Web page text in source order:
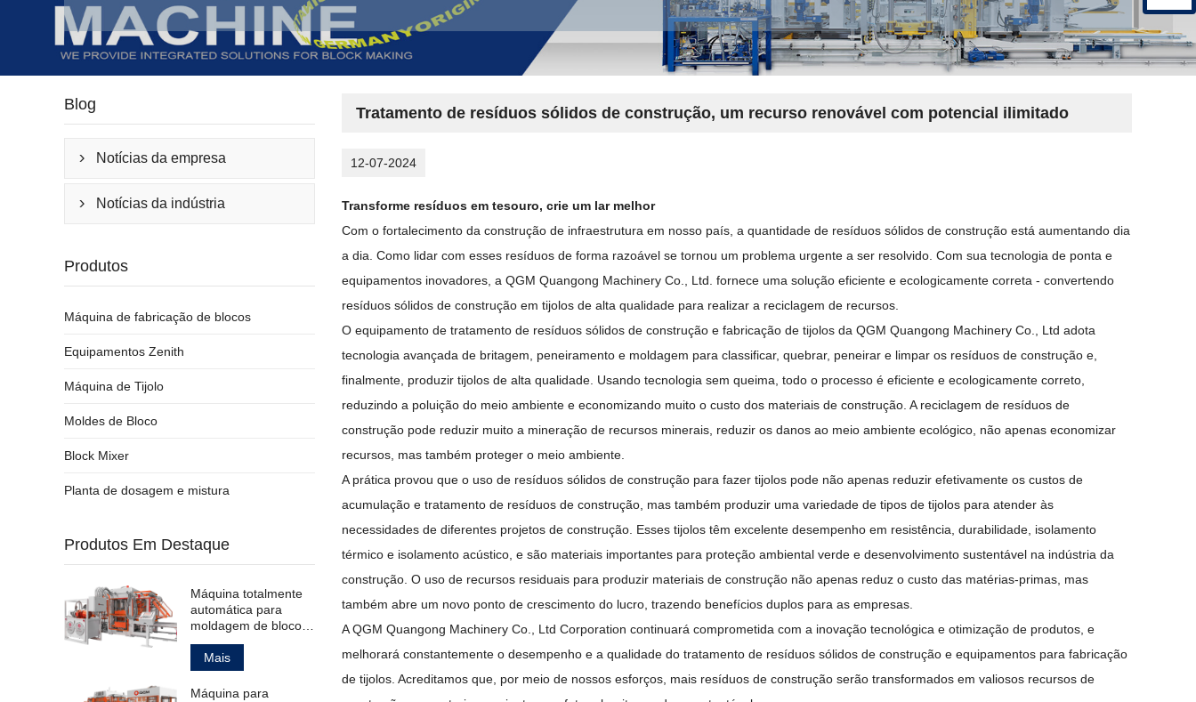
Tratamento de resíduos sólidos de construção, um recurso renovável com potencial ilimitado
12-07-2024
Transforme resíduos em tesouro, crie um lar melhor
Com o fortalecimento da construção de infraestrutura em nosso país, a quantidade de resíduos sólidos de construção está aumentando dia
a dia. Como lidar com esses resíduos de forma razoável se tornou um problema urgente a ser resolvido. Com sua tecnologia de ponta e
equipamentos inovadores, a QGM Quangong Machinery Co., Ltd. fornece uma solução eficiente e ecologicamente correta - convertendo
resíduos sólidos de construção em tijolos de alta qualidade para realizar a reciclagem de recursos.
O equipamento de tratamento de resíduos sólidos de construção e fabricação de tijolos da QGM Quangong Machinery Co., Ltd adota
tecnologia avançada de britagem, peneiramento e moldagem para classificar, quebrar, peneirar e limpar os resíduos de construção e,
finalmente, produzir tijolos de alta qualidade. Usando tecnologia sem queima, todo o processo é eficiente e ecologicamente correto,
reduzindo a poluição do meio ambiente e economizando muito o custo dos materiais de construção. A reciclagem de resíduos de
construção pode reduzir muito a mineração de recursos minerais, reduzir os danos ao meio ambiente ecológico, não apenas economizar
recursos, mas também proteger o meio ambiente.
A prática provou que o uso de resíduos sólidos de construção para fazer tijolos pode não apenas reduzir efetivamente os custos de
acumulação e tratamento de resíduos de construção, mas também produzir uma variedade de tipos de tijolos para atender às
necessidades de diferentes projetos de construção. Esses tijolos têm excelente desempenho em resistência, durabilidade, isolamento
térmico e isolamento acústico, e são materiais importantes para proteção ambiental verde e desenvolvimento sustentável na indústria da
construção. O uso de recursos residuais para produzir materiais de construção não apenas reduz o custo das matérias-primas, mas
também abre um novo ponto de crescimento do lucro, trazendo benefícios duplos para as empresas.
A QGM Quangong Machinery Co., Ltd Corporation continuará comprometida com a inovação tecnológica e otimização de produtos, e
melhorará constantemente o desempenho e a qualidade do tratamento de resíduos sólidos de construção e equipamentos para fabricação
de tijolos. Acreditamos que, por meio de nossos esforços, mais resíduos de construção serão transformados em valiosos recursos de
Blog
 Notícias da empresa
 Notícias da indústria
Produtos
Máquina de fabricação de blocos
Equipamentos Zenith
Máquina de Tijolo
Moldes de Bloco
Block Mixer
Planta de dosagem e mistura
Produtos Em Destaque
Máquina totalmente
automática para
moldagem de blocos
de pavimentação
ocos padrão.
Mais
Máquina para